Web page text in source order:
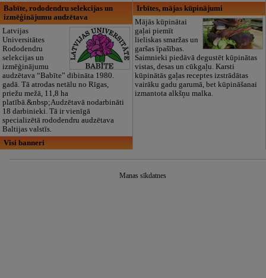
Babīte, rododendru selekcijas un
izmēģinājumu audzētava
Latvijas
Universitātes
Rododendru
selekcijas un
izmēģinājumu
audzētava “Babīte” dibināta 1980.
gadā. Tā atrodas netālu no Rīgas,
priežu mežā, 11,8 ha
platībā.&nbsp;Audzētavā nodarbināti
18 darbinieki. Tā ir vienīgā
specializētā rododendru audzētava
Baltijas valstīs.
Irbītes, mājas kūpinājumi
Mājās kūpinātai
gaļai piemīt
lieliskas smaržas un
garšas īpašības.
Saimnieki piedāvā degustēt kūpinātas
vistas, desas un cūkgaļu. Karsti
kūpinātās gaļas receptes izstrādātas
vairāku gadu garumā, bet kūpināšanai
izmantota alkšņu malka.
Visi banneri
Manas sīkdatnes